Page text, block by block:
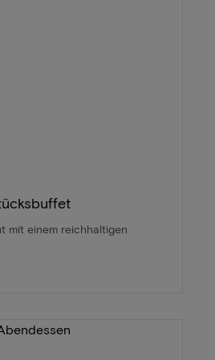
mit einem reichhaltigen